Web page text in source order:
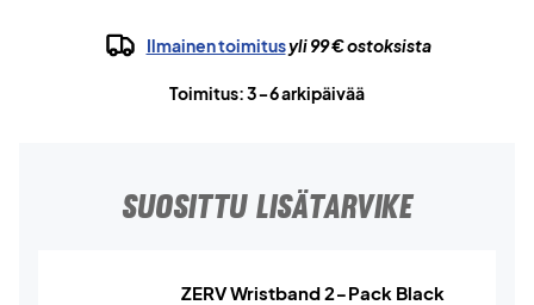
Ilmainen toimitusyli 99 € ostoksista
Toimitus: 3-6 arkipäivää
SUOSITTU LISÄTARVIKE
ZERV Wristband 2-Pack Black